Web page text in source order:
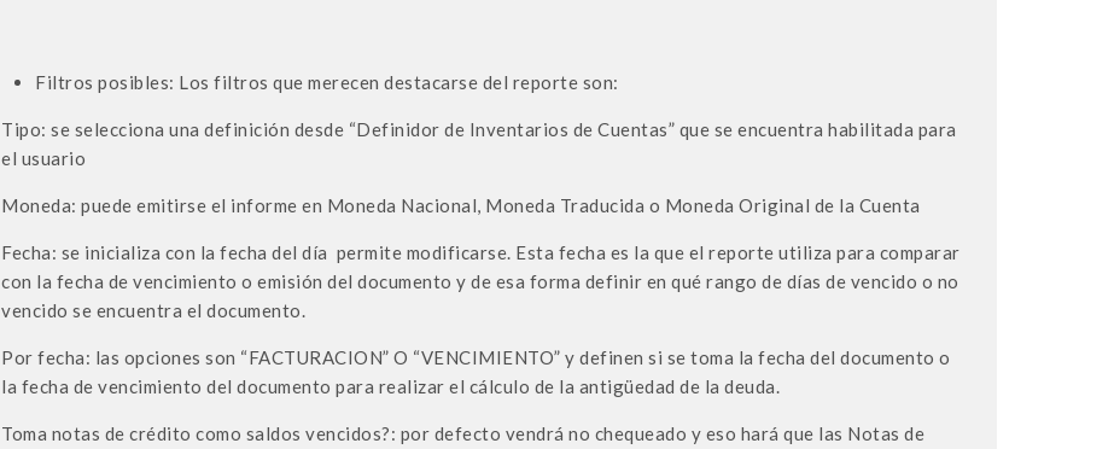
Filtros posibles: Los filtros que merecen destacarse del reporte son:
Tipo: se selecciona una definición desde “Definidor de Inventarios de Cuentas” que se encuentra habilitada para
el usuario
Moneda: puede emitirse el informe en Moneda Nacional, Moneda Traducida o Moneda Original de la Cuenta
Fecha: se inicializa con la fecha del día permite modificarse. Esta fecha es la que el reporte utiliza para comparar
con la fecha de vencimiento o emisión del documento y de esa forma definir en qué rango de días de vencido o no
vencido se encuentra el documento.
Por fecha: las opciones son “FACTURACION” O “VENCIMIENTO” y definen si se toma la fecha del documento o
la fecha de vencimiento del documento para realizar el cálculo de la antigüedad de la deuda.
Toma notas de crédito como saldos vencidos?: por defecto vendrá no chequeado y eso hará que las Notas de